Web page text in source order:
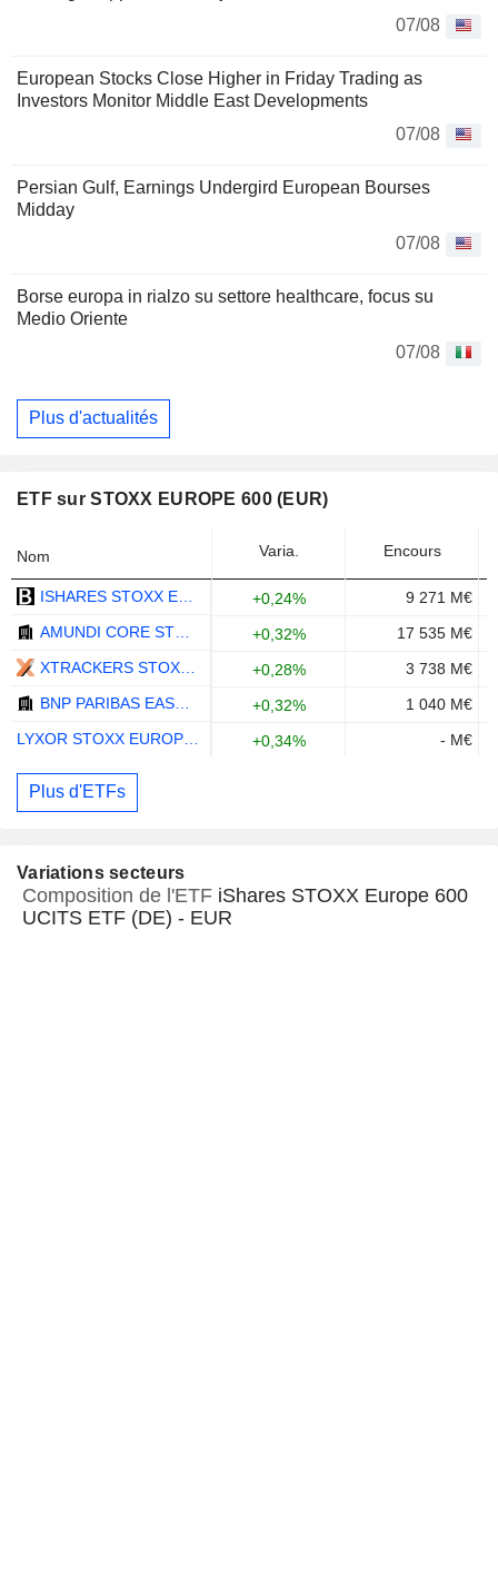
07/08
European Stocks Close Higher in Friday Trading as
Investors Monitor Middle East Developments
07/08
Persian Gulf, Earnings Undergird European Bourses
Midday
07/08
Borse europa in rialzo su settore healthcare, focus su
Medio Oriente
07/08
Plus d'actualités
ETF sur STOXX EUROPE 600 (EUR)
Nom Varia. Encours
+0,24%
9 271 M€
+0,32%
17 535 M€
+0,28%
3 738 M€
+0,32%
1 040 M€
+0,34% - M€
Plus d'ETFs
Variations secteurs
Composition de l'ETF iShares STOXX Europe 600
UCITS ETF (DE) - EUR